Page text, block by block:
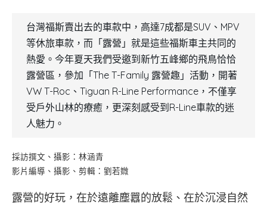
台灣福斯賣出去的車款中，高達7成都是SUV、MPV
等休旅車款，而「露營」就是這些福斯車主共同的
熱愛。今年夏天我們受邀到新竹五峰鄉的飛鳥恰恰
露營區，參加「The T-Family 露營趣」活動，開著
VW T-Roc、Tiguan R-Line Performance，不僅享
受戶外山林的療癒，更深刻感受到R-Line車款的迷
人魅力。
採訪撰文、攝影：林涵青
影片編導、攝影、剪輯：劉若媺
露營的好玩，在於遠離塵囂的放鬆、在於沉浸自然